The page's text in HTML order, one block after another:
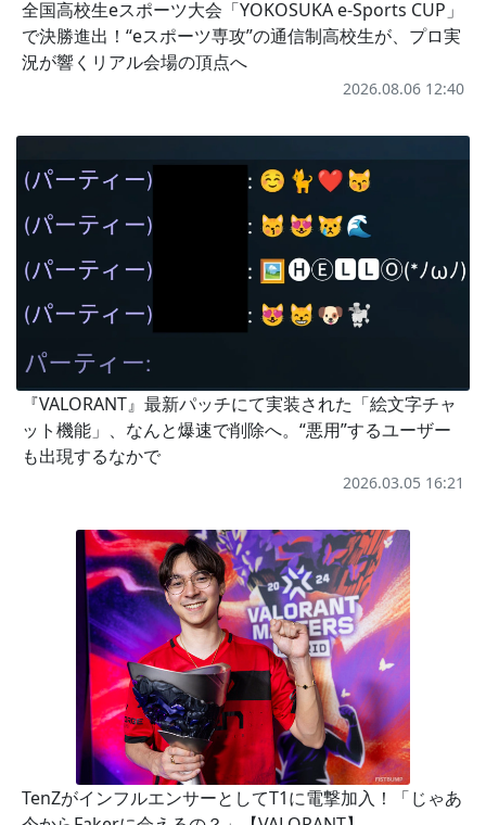
全国高校生eスポーツ大会「YOKOSUKA e-Sports CUP」
で決勝進出！“eスポーツ専攻”の通信制高校生が、プロ実
況が響くリアル会場の頂点へ
2026.08.06 12:40
『VALORANT』最新パッチにて実装された「絵文字チャ
ット機能」、なんと爆速で削除へ。“悪用”するユーザー
も出現するなかで
2026.03.05 16:21
TenZがインフルエンサーとしてT1に電撃加入！「じゃあ